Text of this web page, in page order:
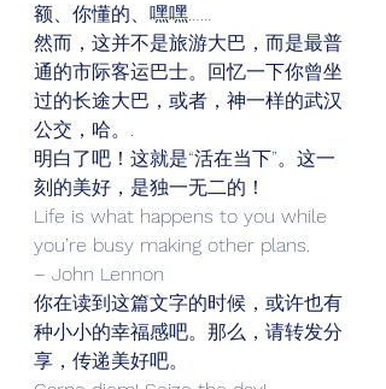
额、你懂的、嘿嘿……
然而，这并不是旅游大巴，而是最普
通的市际客运巴士。回忆一下你曾坐
过的长途大巴，或者，神一样的武汉
公交，哈。.
明白了吧！这就是“活在当下”。这一
刻的美好，是独一无二的！
Life is what happens to you while
you’re busy making other plans.
– John Lennon
你在读到这篇文字的时候，或许也有
种小小的幸福感吧。那么，请转发分
享，传递美好吧。